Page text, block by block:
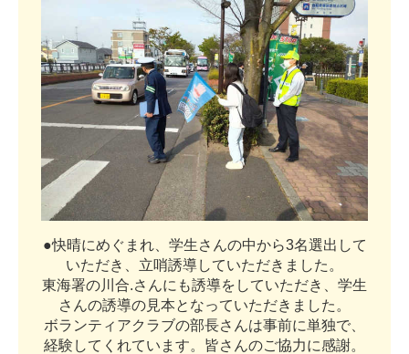
●快晴にめ ぐ ま れ、 学生さ んの中から3名選出 して
いただき 立哨誘導していただき ま した 。
東海署の川 合.さ んに も誘導を していただき 学生
さ んの誘導の見本と なっていただき ま した 。
ボラ ンテ ィ アク ラブの部長さ んは事前に単独で
経験 して く れてい ま す。 皆さ んのご協力に感謝。